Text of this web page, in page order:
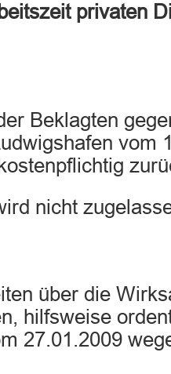
privaten
Beklagten
vom
nicht
über die
hilfsweise
27.01.2009